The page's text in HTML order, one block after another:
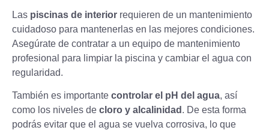
Las piscinas de interior requieren de un mantenimiento
cuidadoso para mantenerlas en las mejores condiciones.
Asegúrate de contratar a un equipo de mantenimiento
profesional para limpiar la piscina y cambiar el agua con
regularidad.
También es importante controlar el pH del agua, así
como los niveles de cloro y alcalinidad . De esta forma
podrás evitar que el agua se vuelva corrosiva, lo que